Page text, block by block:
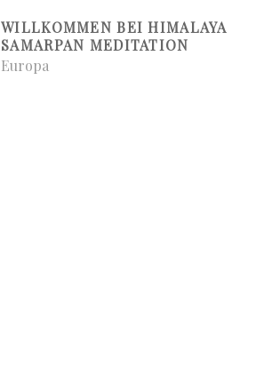
WILLKOMMEN BEI HIMALAYA
SAMARPAN MEDITATION
Europa